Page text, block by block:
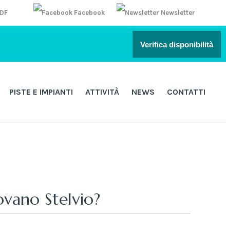
Facebook Newsletter
Verifica disponibilità
PISTE E IMPIANTI ATTIVITÀ NEWS CONTATTI
Stelvio?